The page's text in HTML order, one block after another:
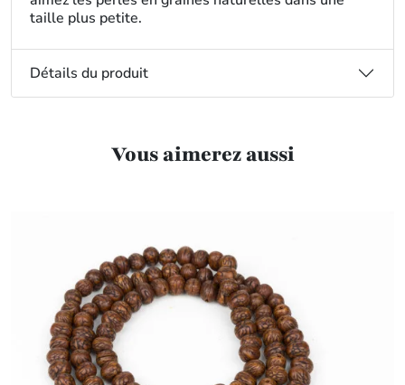
taille plus petite.
Détails du produit
Vous aimerez aussi